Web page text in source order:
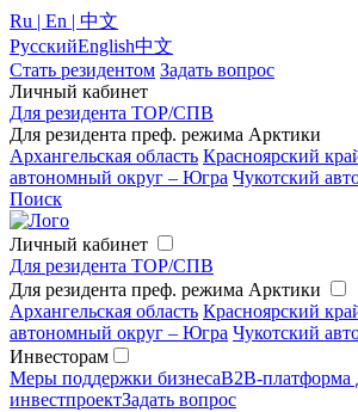
Ru | En | 中文
РусскийEnglish中文
Стать резидентом Задать вопрос
Личный кабинет
Для резидента ТОР/СПВ
Для резидента преф. режима Арктики
Архангельская область Красноярский
автономный округ – Югра Чукотский
Поиск
Личный кабинет
Для резидента ТОР/СПВ
Для резидента преф. режима Арктики
Архангельская область Красноярский
автономный округ – Югра Чукотский
Инвесторам
Меры поддержки бизнесаB2B-платформа
инвестпроектЗадать вопрос